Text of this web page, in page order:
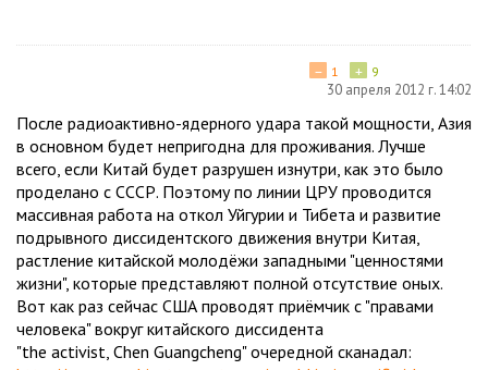
+ 9
− 1
30 апреля 2012 г. 14:02
После радиоактивно-ядерного удара такой мощности, Азия
в основном будет непригодна для проживания. Лучше
всего, если Китай будет разрушен изнутри, как это было
проделано с СССР. Поэтому по линии ЦРУ проводится
массивная работа на откол Уйгурии и Тибета и развитие
подрывного диссидентского движения внутри Китая,
растление китайской молодёжи западными "ценностями
жизни", которые представляют полной отсутствие оных.
Вот как раз сейчас США проводят приёмчик с "правами
человека" вокруг китайского диссидента
"the activist, Chen Guangcheng" очередной сканадал: